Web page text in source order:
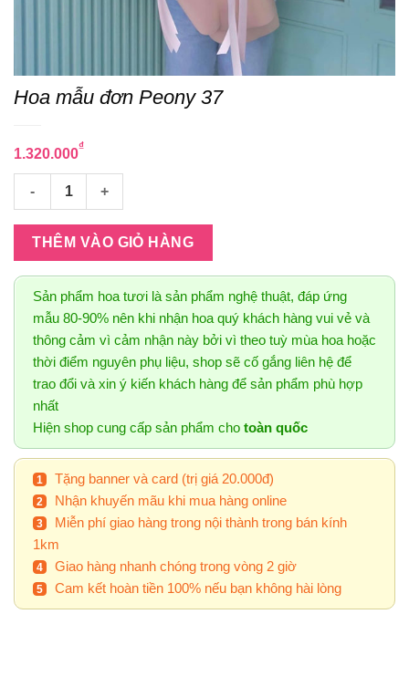
Hoa mẫu đơn Peony 37
1.320.000₫
Hoa mẫu đơn Peony 37 số lượng
THÊM VÀO GIỎ HÀNG
Sản phẩm hoa tươi là sản phẩm nghệ thuật, đáp ứng
mẫu 80-90% nên khi nhận hoa quý khách hàng vui vẻ và
thông cảm vì cảm nhận này bởi vì theo tuỳ mùa hoa hoặc
thời điểm nguyên phụ liệu, shop sẽ cố gắng liên hệ để
trao đổi và xin ý kiến khách hàng để sản phẩm phù hợp
nhất
Hiện shop cung cấp sản phẩm cho toàn quốc
Tặng banner và card (trị giá 20.000đ)
Nhận khuyến mãu khi mua hàng online
Miễn phí giao hàng trong nội thành trong bán kính
1km
Giao hàng nhanh chóng trong vòng 2 giờ
Cam kết hoàn tiền 100% nếu bạn không hài lòng